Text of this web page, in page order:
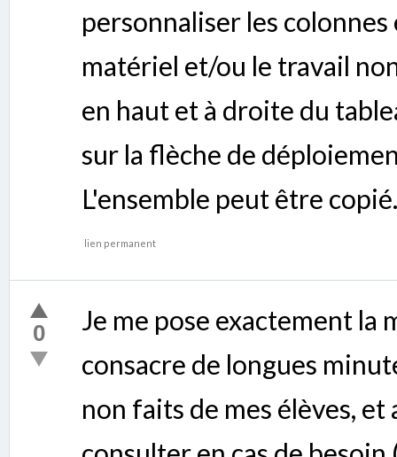
personnaliser les
matériel et/ou le travail
en haut et à droite du
sur la flèche de
L'ensemble peut être copié.
lien permanent
0
Je me pose exactement la
consacre de longues
non faits de mes élèves,